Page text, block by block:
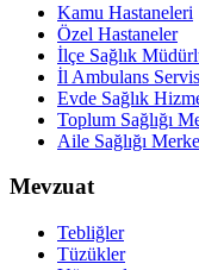
Kamu Hastaneleri
Özel Hastaneler
İlçe Sağlık
İl Ambulans
Evde Sağlık
Toplum Sağlığı
Aile Sağlığı
Mevzuat
Tebliğler
Tüzükler